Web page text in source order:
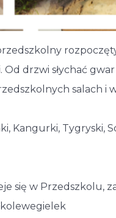
drzwi słychać
salach i
Kangurki, Tygryski,
się w Przedszkolu,